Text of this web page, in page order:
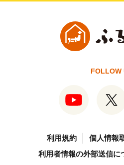
FOLLOW
利用規約
個人情報
利用者情報の外部送信に